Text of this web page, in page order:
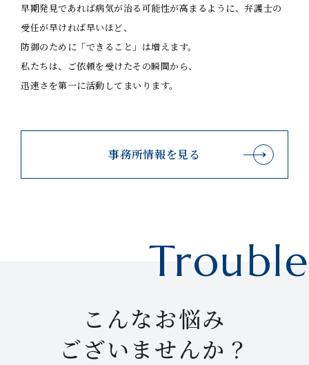
早期発見であれば病気が治る可能性が高まるように、弁護士の
受任が早ければ早いほど、
防御のために「できること」は増えます。
私たちは、ご依頼を受けたその瞬間から、
迅速さを第一に活動してまいります。
事務所情報を見る
Trouble
こんなお悩み
ございませんか？